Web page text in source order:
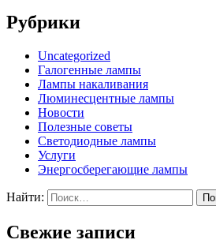
Рубрики
Uncategorized
Галогенные лампы
Лампы накаливания
Люминесцентные лампы
Новости
Полезные советы
Светодиодные лампы
Услуги
Энергосберегающие лампы
Найти:
Свежие записи